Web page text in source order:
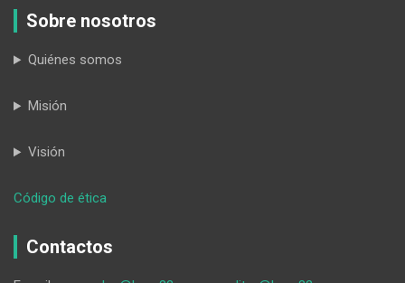
Sobre nosotros
Quiénes somos
Misión
Visión
Código de ética
una
Contactos